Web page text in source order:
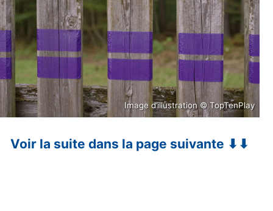
Image d’illustration © TopTenPlay
Voir la suite dans la page suivante ⬇⬇